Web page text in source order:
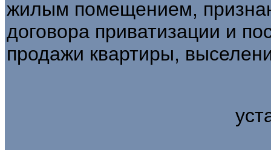
жилым помещением,
договора приватизации и
продажи квартиры,